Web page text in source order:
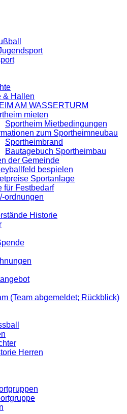
& Hallen
AM WASSERTURM
mieten
Sportheim Mietbedingungen
zum Sportheimneubau
Sportheimbrand
Bautagebuch Sportheimbau
der Gemeinde
bespielen
Sportanlage
für Festbedarf
ordnungen
Historie
(Team abgemeldet; Rückblick)
Herren